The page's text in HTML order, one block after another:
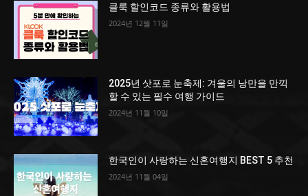
클룩 할인코드 종류와 활용법
2024년 12월 11일
2025년 삿포로 눈축제: 겨울의 낭만을 만끽
할 수 있는 필수 여행 가이드
2024년 11월 10일
한국인이 사랑하는 신혼여행지 BEST 5 추천
2024년 11월 04일